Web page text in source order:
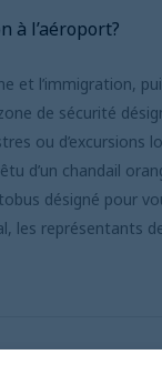
à l’aéroport?
et l’immigration,
de sécurité
ou d’excursions
d’un chandail
désigné pour
les représentants